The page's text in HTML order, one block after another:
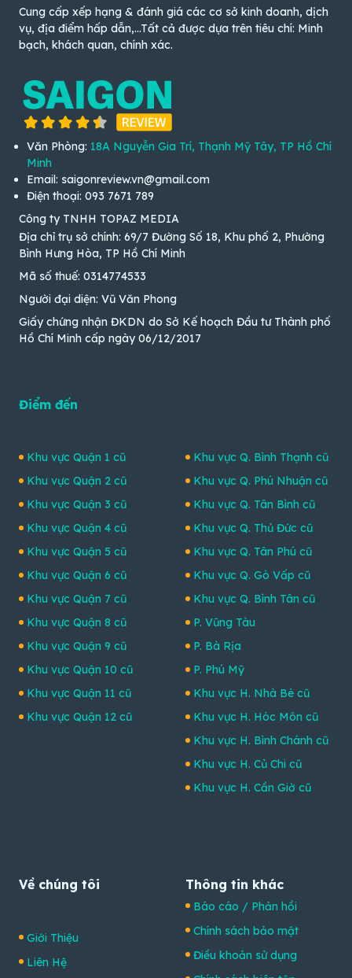
Cung cấp xếp hạng & đánh giá các cơ sở kinh doanh, dịch
vụ, địa điểm hấp dẫn,...Tất cả được dựa trên tiêu chí: Minh
bạch, khách quan, chính xác.
Văn Phòng: 18A Nguyễn Gia Trí, Thạnh Mỹ Tây, TP Hồ Chí
Minh
Email: saigonreview.vn@gmail.com
Điện thoại: 093 7671 789
Công ty TNHH TOPAZ MEDIA
Địa chỉ trụ sở chính: 69/7 Đường Số 18, Khu phố 2, Phường
Bình Hưng Hòa, TP Hồ Chí Minh
Mã số thuế: 0314774533
Người đại diện: Vũ Văn Phong
Giấy chứng nhận ĐKDN do Sở Kế hoạch Đầu tư Thành phố
Hồ Chí Minh cấp ngày 06/12/2017
Điểm đến
Khu vực Quận 1 cũ
Khu vực Quận 2 cũ
Khu vực Quận 3 cũ
Khu vực Quận 4 cũ
Khu vực Quận 5 cũ
Khu vực Quận 6 cũ
Khu vực Quận 7 cũ
Khu vực Quận 8 cũ
Khu vực Quận 9 cũ
Khu vực Quận 10 cũ
Khu vực Quận 11 cũ
Khu vực Quận 12 cũ
Khu vực Q. Bình Thạnh cũ
Khu vực Q. Phú Nhuận cũ
Khu vực Q. Tân Bình cũ
Khu vực Q. Thủ Đức cũ
Khu vực Q. Tân Phú cũ
Khu vực Q. Gò Vấp cũ
Khu vực Q. Bình Tân cũ
P. Vũng Tàu
P. Bà Rịa
P. Phú Mỹ
Khu vực H. Nhà Bè cũ
Khu vực H. Hóc Môn cũ
Khu vực H. Bình Chánh cũ
Khu vực H. Củ Chi cũ
Khu vực H. Cần Giờ cũ
Về chúng tôi
Giới Thiệu
Liên Hệ
Thông tin khác
Báo cáo / Phản hồi
Chính sách bảo mật
Điều khoản sử dụng